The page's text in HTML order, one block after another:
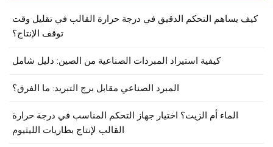
كيف يساهم التحكم الدقيق في درجة حرارة القالب في تقليل وقت
توقف الإنتاج؟
كيفية استيراد المبردات الصناعية من الصين: دليل شامل
المبرد الصناعي مقابل برج التبريد: ما الفرق؟
الماء أم الزيت؟ اختيار جهاز التحكم المناسب في درجة حرارة
القالب لإنتاج بطاريات الليثيوم